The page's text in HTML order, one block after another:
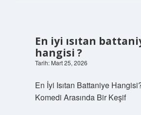
En iyi ısıtan
hangisi ?
Tarih: Mart 25, 2026
En İyi Isıtan Battaniye
Komedi Arasında Bir Keşif